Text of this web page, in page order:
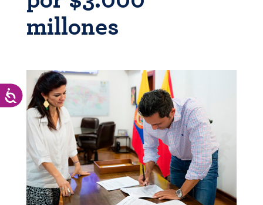
Accesibilidad
millones